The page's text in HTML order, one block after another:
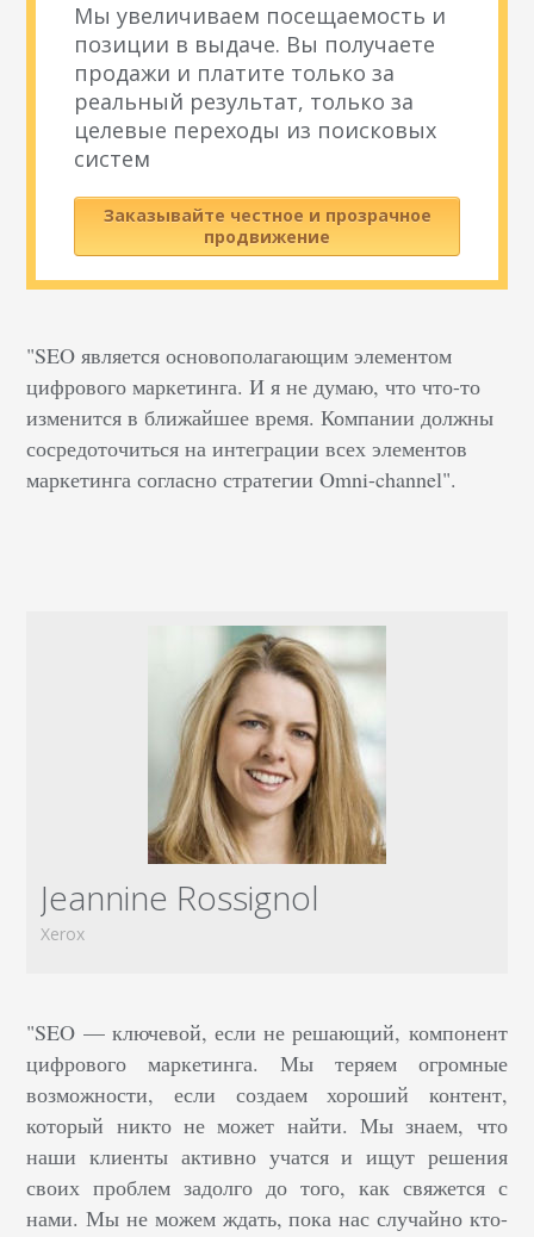
Мы увеличиваем посещаемость и
позиции в выдаче. Вы получаете
продажи и платите только за
реальный результат, только за
целевые переходы из поисковых
систем
Заказывайте честное и прозрачное
продвижение
"SEO является основополагающим элементом
цифрового маркетинга. И я не думаю, что что-то
изменится в ближайшее время. Компании должны
сосредоточиться на интеграции всех элементов
маркетинга согласно стратегии Omni-channel".
Jeannine Rossignol
Xerox
"SEO — ключевой, если не решающий, компонент
цифрового маркетинга. Мы теряем огромные
возможности, если создаем хороший контент,
который никто не может найти. Мы знаем, что
наши клиенты активно учатся и ищут решения
своих проблем задолго до того, как свяжется с
нами. Мы не можем ждать, пока нас случайно кто-